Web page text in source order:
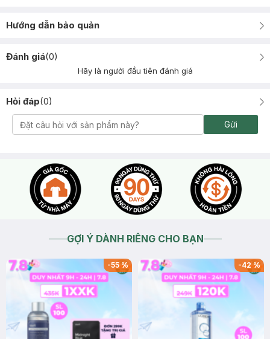
Hướng dẫn bảo quản
Đánh giá(0)
Hãy là người đầu tiên đánh giá
Hỏi đáp(0)
Gửi
GỢI Ý DÀNH RIÊNG CHO BẠN
-55% -42%